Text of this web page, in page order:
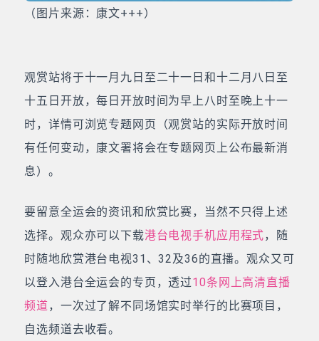
（图片来源：康文+++）
观赏站将于十一月九日至二十一日和十二月八日至
十五日开放，每日开放时间为早上八时至晚上十一
时，详情可浏览专题网页（观赏站的实际开放时间
有任何变动，康文署将会在专题网页上公布最新消
息）。
要留意全运会的资讯和欣赏比赛，当然不只得上述
选择。观众亦可以下载港台电视手机应用程式，随
时随地欣赏港台电视31、32及36的直播。观众又可
以登入港台全运会的专页，透过10条网上高清直播
频道，一次过了解不同场馆实时举行的比赛项目，
自选频道去收看。